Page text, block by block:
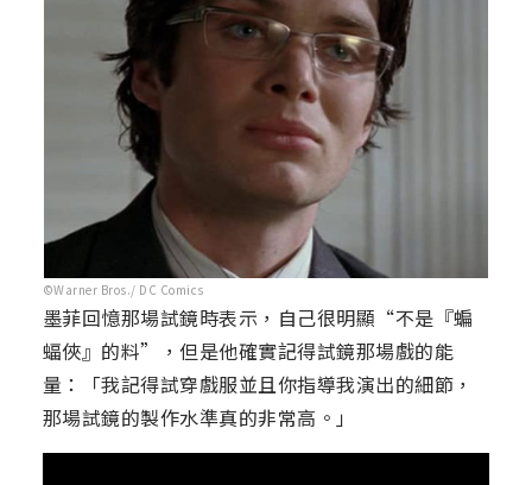
©Warner Bros./ DC Comics
墨菲回憶那場試鏡時表示，自己很明顯“不是『蝙
蝠俠』的料”，但是他確實記得試鏡那場戲的能
量：「我記得試穿戲服並且你指導我演出的細節，
那場試鏡的製作水準真的非常高。」